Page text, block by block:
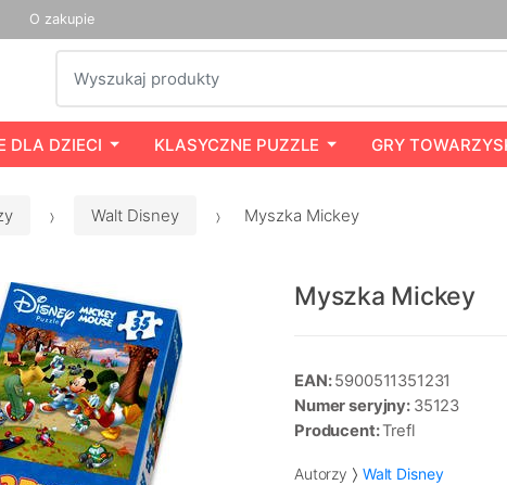
O zakupie
DLA DZIECI KLASYCZNE PUZZLE GRY
Walt Disney Myszka Mickey
Myszka Mickey
EAN:5900511351231
Numer seryjny: 35123
Producent:Trefl
Autorzy
Walt Disney